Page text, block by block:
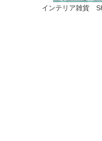
インテリア雑貨